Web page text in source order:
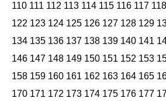
110 111 112 113 114 115 116 117 118
122 123 124 125 126 127 128 129
134 135 136 137 138 139 140 141
146 147 148 149 150 151 152 153
158 159 160 161 162 163 164 165
170 171 172 173 174 175 176 177